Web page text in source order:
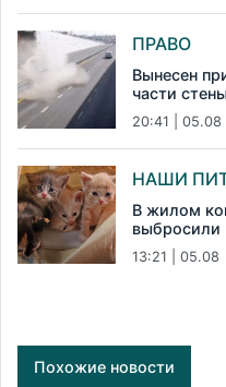
ПРАВО
Вынесен
части
20:41 | 05.08
НАШИ
В жилом
выбросили
13:21 | 05.08
Похожие новости